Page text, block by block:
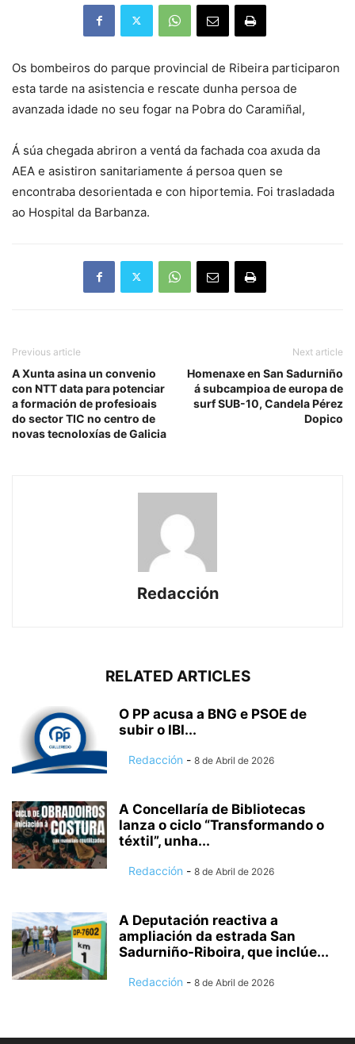
Os bombeiros do parque provincial de Ribeira participaron
esta tarde na asistencia e rescate dunha persoa de
avanzada idade no seu fogar na Pobra do Caramiñal,
Á súa chegada abriron a ventá da fachada coa axuda da
AEA e asistiron sanitariamente á persoa quen se
encontraba desorientada e con hiportemia. Foi trasladada
ao Hospital da Barbanza.
Previous article
A Xunta asina un convenio
con NTT data para potenciar
a formación de profesioais
do sector TIC no centro de
novas tecnoloxías de Galicia
Next article
Homenaxe en San Sadurniño
á subcampioa de europa de
surf SUB-10, Candela Pérez
Dopico
Redacción
RELATED ARTICLES
O PP acusa a BNG e PSOE de
subir o IBI...
Redacción - 8 de Abril de 2026
A Concellaría de Bibliotecas
lanza o ciclo “Transformando o
téxtil”, unha...
Redacción - 8 de Abril de 2026
A Deputación reactiva a
ampliación da estrada San
Sadurniño-Riboira, que inclúe...
Redacción - 8 de Abril de 2026